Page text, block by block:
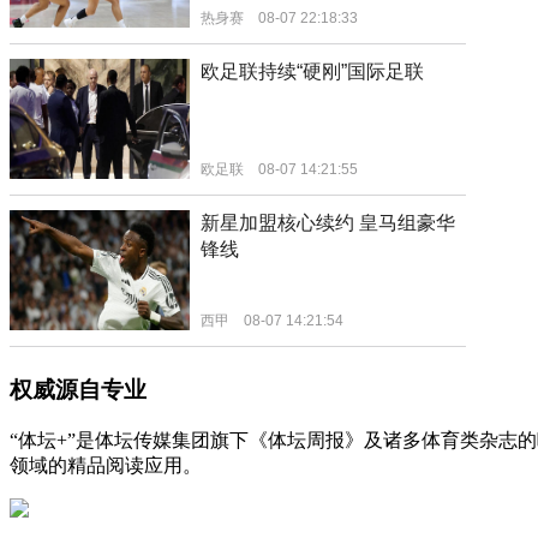
权威源自专业
“体坛+”是体坛传媒集团旗下《体坛周报》及诸多体育类杂志
领域的精品阅读应用。